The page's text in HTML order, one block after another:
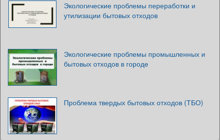
Экологические проблемы переработки и
утилизации бытовых отходов
Экологические проблемы промышленных и
бытовых отходов в городе
Проблема твердых бытовых отходов (ТБО)